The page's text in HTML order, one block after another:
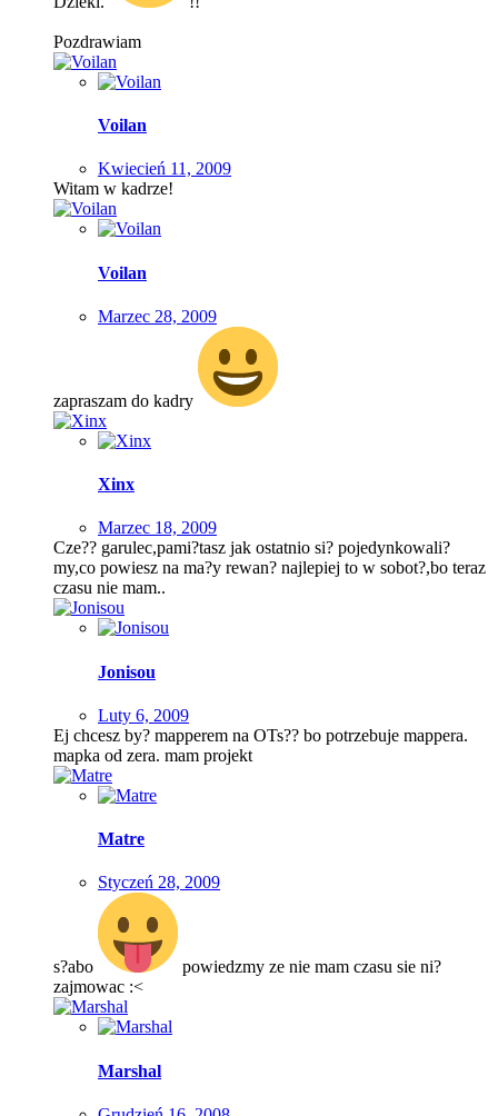
Pozdrawiam
Voilan
Kwiecień 11, 2009
Witam w kadrze!
Voilan
Marzec 28, 2009
zapraszam do kadry
Xinx
Marzec 18, 2009
Cze?? garulec,pami?tasz jak ostatnio si? pojedynkowali?
my,co powiesz na ma?y rewan? najlepiej to w sobot?,bo teraz
czasu nie mam..
Jonisou
Luty 6, 2009
Ej chcesz by? mapperem na OTs?? bo potrzebuje mappera.
mapka od zera. mam projekt
Matre
Styczeń 28, 2009
s?abo
powiedzmy ze nie mam czasu sie ni?
zajmowac :<
Marshal